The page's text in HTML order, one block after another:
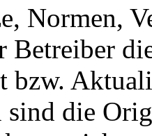
Normen,
Betreiber
bzw.
die